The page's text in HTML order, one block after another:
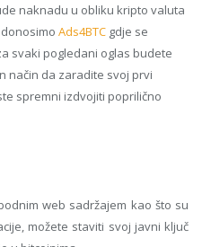
naknadu u obliku kripto valuta
Ads4BTC gdje se
svaki pogledani oglas budete
način da zaradite svoj prvi
spremni izdvojiti poprilično
web sadržajem kao što su
možete staviti svoj javni ključ